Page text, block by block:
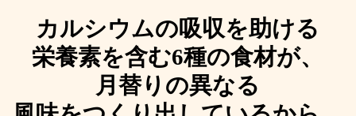
カルシウムの吸収を助ける
栄養素を含む6種の食材が、
月替りの異なる